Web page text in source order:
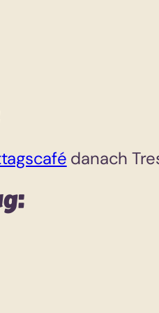
danach